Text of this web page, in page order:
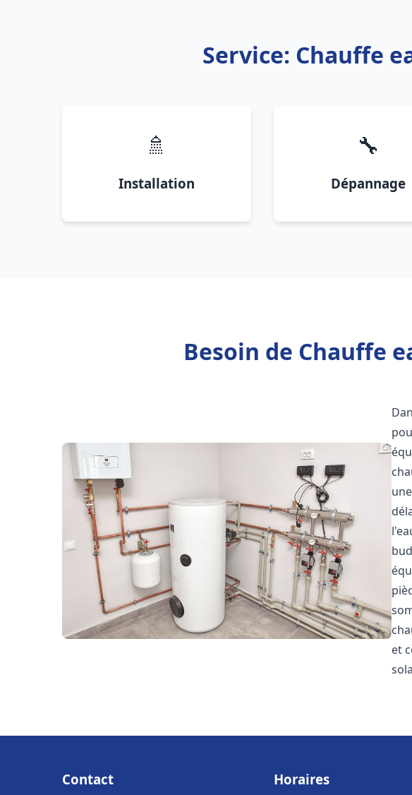
Service: Chauffe
🚿
Installation
🔧
Dépannage
Besoin de Chauffe
et
Contact Horaires